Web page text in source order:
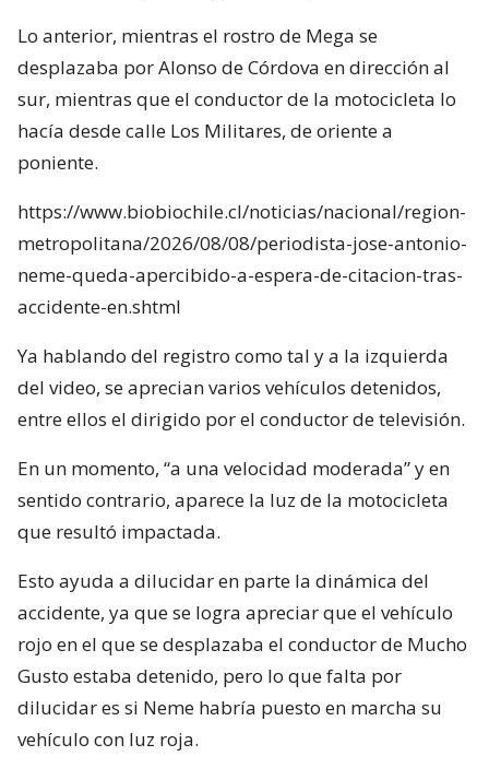
Lo anterior, mientras el rostro de Mega se
desplazaba por Alonso de Córdova en dirección al
sur, mientras que el conductor de la motocicleta lo
hacía desde calle Los Militares, de oriente a
poniente.
https://www.biobiochile.cl/noticias/nacional/region-
metropolitana/2026/08/08/periodista-jose-antonio-
neme-queda-apercibido-a-espera-de-citacion-tras-
accidente-en.shtml
Ya hablando del registro como tal y a la izquierda
del video, se aprecian varios vehículos detenidos,
entre ellos el dirigido por el conductor de televisión.
En un momento, “a una velocidad moderada” y en
sentido contrario, aparece la luz de la motocicleta
que resultó impactada.
Esto ayuda a dilucidar en parte la dinámica del
accidente, ya que se logra apreciar que el vehículo
rojo en el que se desplazaba el conductor de Mucho
Gusto estaba detenido, pero lo que falta por
dilucidar es si Neme habría puesto en marcha su
vehículo con luz roja.